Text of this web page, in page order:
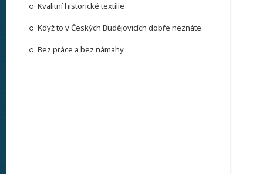
Kvalitní historické textilie
Když to v Českých Budějovicích dobře neznáte
Bez práce a bez námahy